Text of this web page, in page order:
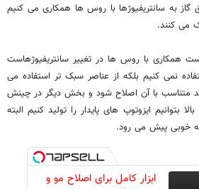
به سانتریفیوژها با روس ها همکاری می کنیم
می کنند.
همکاری با روس ها در تغییر سانتریفیوژهاست
نمی کنیم بلکه از عناصر سبک تر استفاده می
متناسب با آن اصلاح شود و بخش دیگر در چینش
بتوانیم ایزوتوپ های پایدار را تولید کنیم البته
خوبی پیش می رود.
ابزار کامل برای اصلاح مو و